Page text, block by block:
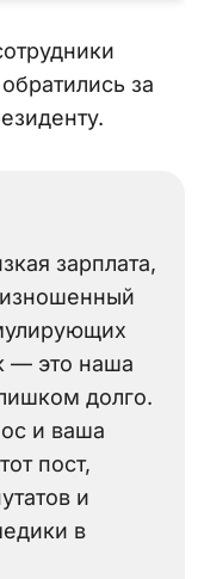
за
зарплата,
изношенный
— это наша
долго.
и ваша
пост,
и
в